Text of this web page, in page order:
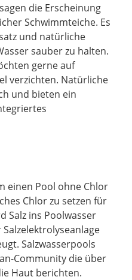
die Erscheinung
Schwimmteiche. Es
und natürliche
sauber zu halten.
gerne auf
verzichten. Natürliche
und bieten ein
einen Pool ohne Chlor
Chlor zu setzen für
Salz ins Poolwasser
Salzwasserpools
Community die über
Haut berichten.